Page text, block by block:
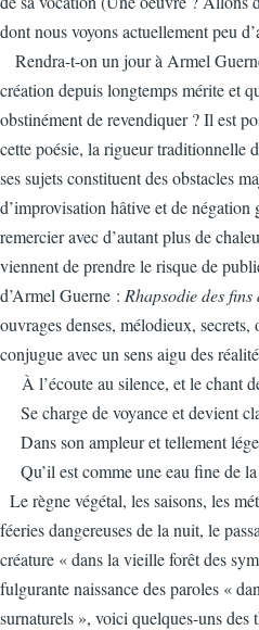
dont nous voyons actuellement peu
Rendra-t-on un jour à Armel
création depuis longtemps mérite et
obstinément de revendiquer ? Il est
cette poésie, la rigueur traditionnelle
ses sujets constituent des obstacles
d’improvisation hâtive et de
remercier avec d’autant plus de
viennent de prendre le risque de
d’Armel Guerne : Rhapsodie des fins
ouvrages denses, mélodieux,
conjugue avec un sens aigu des
À l’écoute au silence, et le chant
Se charge de voyance et devient
Dans son ampleur et tellement
Qu’il est comme une eau fine de la
Le règne végétal, les saisons, les
féeries dangereuses de la nuit, le
créature « dans la vieille forêt des
fulgurante naissance des paroles «
surnaturels », voici quelques-uns des